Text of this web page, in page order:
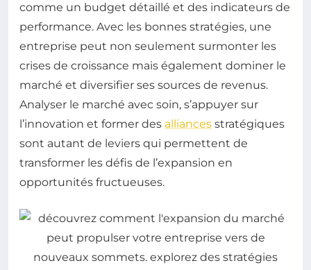
comme un budget détaillé et des indicateurs de
performance. Avec les bonnes stratégies, une
entreprise peut non seulement surmonter les
crises de croissance mais également dominer le
marché et diversifier ses sources de revenus.
Analyser le marché avec soin, s’appuyer sur
l’innovation et former des alliances stratégiques
sont autant de leviers qui permettent de
transformer les défis de l’expansion en
opportunités fructueuses.